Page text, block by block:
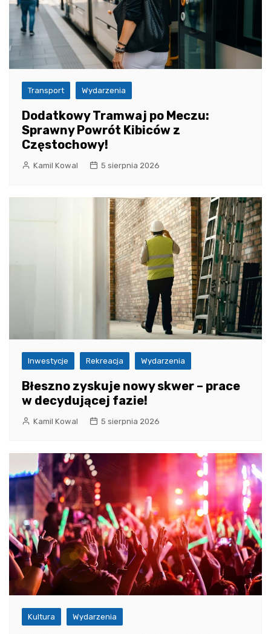
Transport Wydarzenia
Dodatkowy Tramwaj po Meczu:
Sprawny Powrót Kibiców z
Częstochowy!
Kamil Kowal 5 sierpnia 2026
Inwestycje Rekreacja Wydarzenia
Błeszno zyskuje nowy skwer – prace
w decydującej fazie!
Kamil Kowal 5 sierpnia 2026
Kultura Wydarzenia